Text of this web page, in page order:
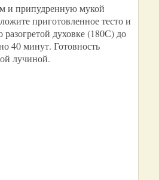
и припудренную мукой
приготовленное тесто и
духовке (180С) до
40 минут. Готовность
лучиной.